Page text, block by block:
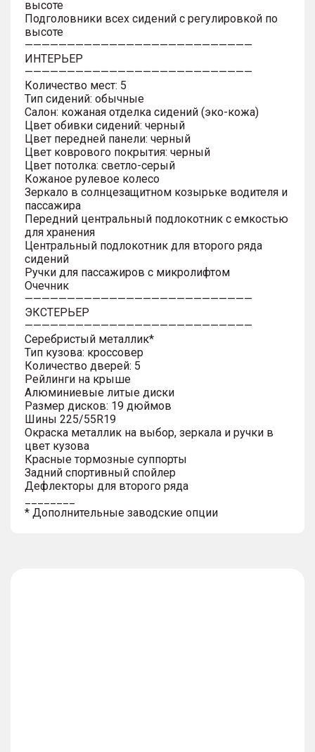
высоте
Подголовники всех сидений с регулировкой по
высоте
———————————————————————————
ИНТЕРЬЕР
———————————————————————————
Количество мест: 5
Тип сидений: обычные
Салон: кожаная отделка сидений (эко-кожа)
Цвет обивки сидений: черный
Цвет передней панели: черный
Цвет коврового покрытия: черный
Цвет потолка: светло-серый
Кожаное рулевое колесо
Зеркало в солнцезащитном козырьке водителя и
пассажира
Передний центральный подлокотник с емкостью
для хранения
Центральный подлокотник для второго ряда
сидений
Ручки для пассажиров с микролифтом
Очечник
———————————————————————————
ЭКСТЕРЬЕР
———————————————————————————
Серебристый металлик*
Тип кузова: кроссовер
Количество дверей: 5
Рейлинги на крыше
Алюминиевые литые диски
Размер дисков: 19 дюймов
Шины 225/55R19
Окраска металлик на выбор, зеркала и ручки в
цвет кузова
Красные тормозные суппорты
Задний спортивный спойлер
Дефлекторы для второго ряда
* Дополнительные заводские опции